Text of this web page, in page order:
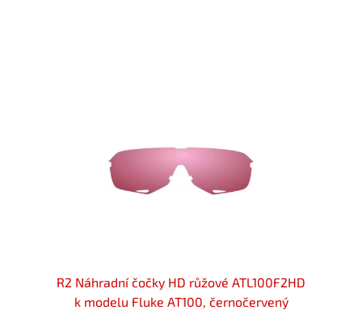
R2 Náhradní čočky HD růžové ATL100F2HD
k modelu Fluke AT100, černočervený